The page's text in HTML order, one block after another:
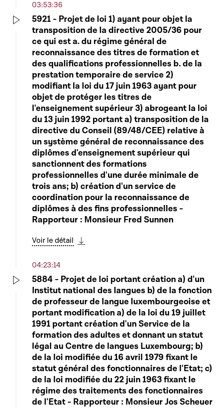
03:53:36
5921 - Projet de loi 1) ayant pour objet la
transposition de la directive 2005/36 pour
ce qui est a. du régime général de
reconnaissance des titres de formation et
des qualifications professionnelles b. de la
prestation temporaire de service 2)
modifiant la loi du 17 juin 1963 ayant pour
objet de protéger les titres de
l'enseignement supérieur 3) abrogeant la loi
du 13 juin 1992 portant a) transposition de la
directive du Conseil (89/48/CEE) relative à
un système général de reconnaissance des
diplômes d'enseignement supérieur qui
sanctionnent des formations
professionnelles d'une durée minimale de
trois ans; b) création d'un service de
coordination pour la reconnaissance de
diplômes à des fins professionnelles -
Rapporteur : Monsieur Fred Sunnen
Voir le détail
04:23:14
5884 - Projet de loi portant création a) d'un
Institut national des langues b) de la fonction
de professeur de langue luxembourgeoise et
portant modification a) de la loi du 19 juillet
1991 portant création d'un Service de la
formation des adultes et donnant un statut
légal au Centre de langues Luxembourg; b)
de la loi modifiée du 16 avril 1979 fixant le
statut général des fonctionnaires de l'Etat; c)
de la loi modifiée du 22 juin 1963 fixant le
régime des traitements des fonctionnaires
de l'Etat - Rapporteur : Monsieur Jos Scheuer